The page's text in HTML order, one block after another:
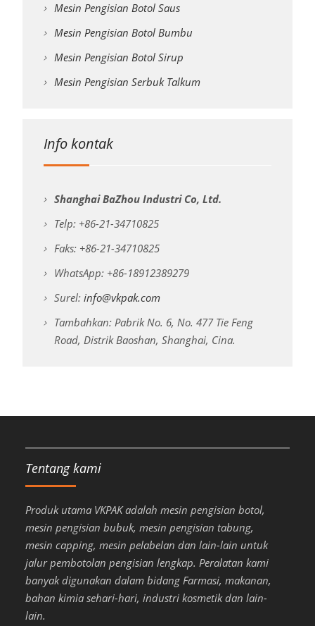
Mesin Pengisian Botol Saus
Mesin Pengisian Botol Bumbu
Mesin Pengisian Botol Sirup
Mesin Pengisian Serbuk Talkum
Info kontak
Shanghai BaZhou Industri Co, Ltd.
Telp: +86-21-34710825
Faks: +86-21-34710825
WhatsApp: +86-18912389279
Surel: info@vkpak.com
Tambahkan: Pabrik No. 6, No. 477 Tie Feng
Road, Distrik Baoshan, Shanghai, Cina.
Tentang kami
Produk utama VKPAK adalah mesin pengisian botol,
mesin pengisian bubuk, mesin pengisian tabung,
mesin capping, mesin pelabelan dan lain-lain untuk
jalur pembotolan pengisian lengkap. Peralatan kami
banyak digunakan dalam bidang Farmasi, makanan,
bahan kimia sehari-hari, industri kosmetik dan lain-
lain.